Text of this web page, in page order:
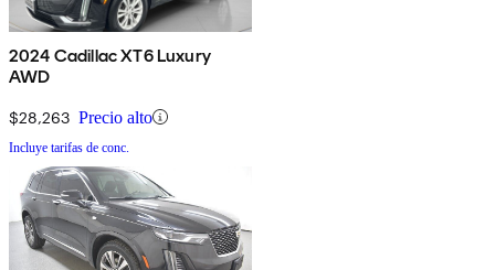
2024 Cadillac XT6 Luxury
AWD
$28,263 Precio alto
Incluye tarifas de conc.